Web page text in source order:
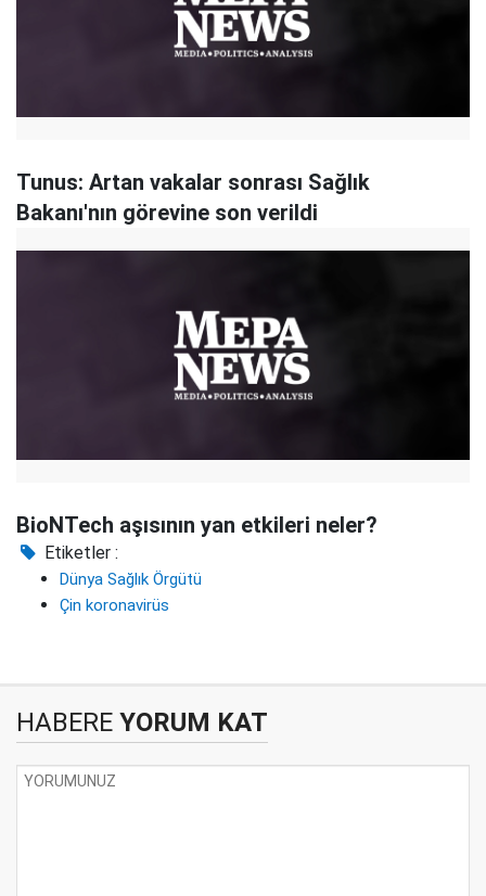
Tunus: Artan vakalar sonrası Sağlık
Bakanı'nın görevine son verildi
BioNTech aşısının yan etkileri neler?
Etiketler :
Dünya Sağlık Örgütü
Çin koronavirüs
HABERE YORUM KAT